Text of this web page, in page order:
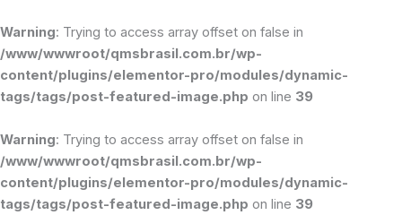
Warning: Trying to access array offset on false in
/www/wwwroot/qmsbrasil.com.br/wp-
content/plugins/elementor-pro/modules/dynamic-
tags/tags/post-featured-image.php on line 39
Warning: Trying to access array offset on false in
/www/wwwroot/qmsbrasil.com.br/wp-
content/plugins/elementor-pro/modules/dynamic-
tags/tags/post-featured-image.php on line 39
para
o
conteúdo